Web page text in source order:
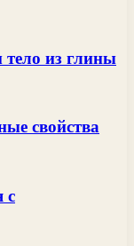
из глины
свойства
с